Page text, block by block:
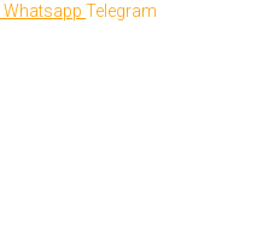
Whatsapp Telegram